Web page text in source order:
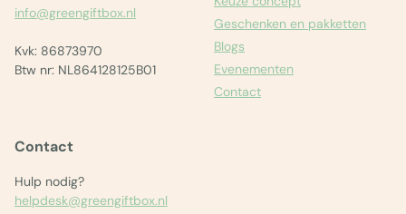
info@greengiftbox.nl
Kvk: 86873970
Btw nr: NL864128125B01
Contact
Hulp nodig?
helpdesk@greengiftbox.nl
Geschenken en pakketten
Blogs
Evenementen
Contact